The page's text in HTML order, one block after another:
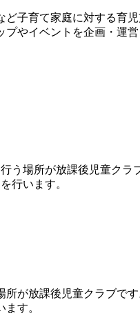
子育て家庭に対する育児
やイベントを企画・運営
う場所が放課後児童クラ
行います。
が放課後児童クラブです
す。